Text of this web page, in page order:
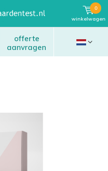
offerte
aanvragen
winkelwagen
0